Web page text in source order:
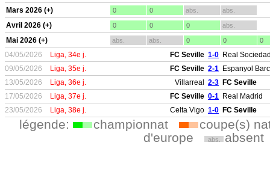
Mars 2026 (+) 0 0 abs. abs.
Avril 2026 (+) 0 0 0 abs.
Mai 2026 (+) abs. abs. 0 0 0
04/05/2026 Liga, 34e j. FC Seville 1-0 Real
09/05/2026
Liga, 35e j. FC Seville 2-1 Espanyol
13/05/2026
Liga, 36e j. Villarreal 2-3 FC Seville
17/05/2026
Liga, 37e j. FC Seville 0-1 Real Madrid
23/05/2026
Liga, 38e j. Celta Vigo 1-0 FC Seville
légende: championnat
coupe(s)
d'europe
abs. absent